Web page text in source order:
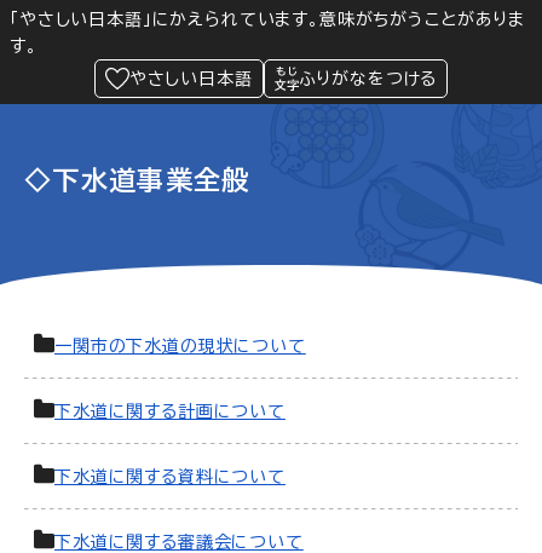
「やさしい日本語」にかえられています。意味がちがうことがありま
す。
やさしい日本語
ふりがなをつける
Language 閲覧支援
緊急情報
◇下水道事業全般
一関市の下水道の現状について
下水道に関する計画について
下水道に関する資料について
下水道に関する審議会について